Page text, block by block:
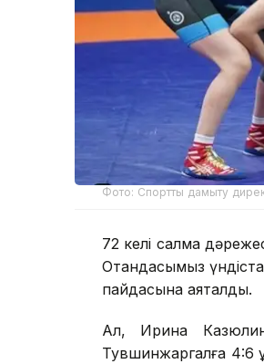
Фото: Спортты дамыту
72 келі салмақ
Отандасымыз
пайдасына аяқталды.
Ал, Ирина
Тувшинжаргалға 4:6